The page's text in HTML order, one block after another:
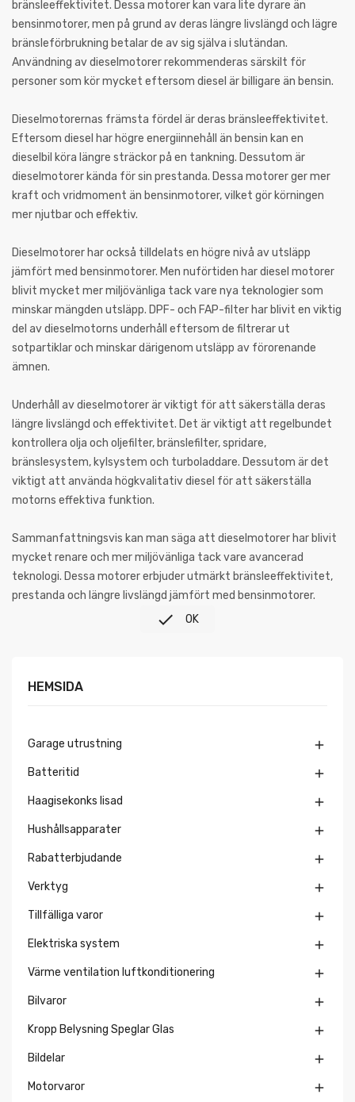
bränsleeffektivitet. Dessa motorer kan vara lite dyrare än
bensinmotorer, men på grund av deras längre livslängd och lägre
bränsleförbrukning betalar de av sig själva i slutändan.
Användning av dieselmotorer rekommenderas särskilt för
personer som kör mycket eftersom diesel är billigare än bensin.
Dieselmotorernas främsta fördel är deras bränsleeffektivitet.
Eftersom diesel har högre energiinnehåll än bensin kan en
dieselbil köra längre sträckor på en tankning. Dessutom är
dieselmotorer kända för sin prestanda. Dessa motorer ger mer
kraft och vridmoment än bensinmotorer, vilket gör körningen
mer njutbar och effektiv.
Dieselmotorer har också tilldelats en högre nivå av utsläpp
jämfört med bensinmotorer. Men nuförtiden har diesel motorer
blivit mycket mer miljövänliga tack vare nya teknologier som
minskar mängden utsläpp. DPF- och FAP-filter har blivit en viktig
del av dieselmotorns underhåll eftersom de filtrerar ut
sotpartiklar och minskar därigenom utsläpp av förorenande
ämnen.
Underhåll av dieselmotorer är viktigt för att säkerställa deras
längre livslängd och effektivitet. Det är viktigt att regelbundet
kontrollera olja och oljefilter, bränslefilter, spridare,
bränslesystem, kylsystem och turboladdare. Dessutom är det
viktigt att använda högkvalitativ diesel för att säkerställa
motorns effektiva funktion.
Sammanfattningsvis kan man säga att dieselmotorer har blivit
mycket renare och mer miljövänliga tack vare avancerad
teknologi. Dessa motorer erbjuder utmärkt bränsleeffektivitet,
prestanda och längre livslängd jämfört med bensinmotorer.
 OK
HEMSIDA
Garage utrustning 
Batteritid 
Haagisekonks lisad 
Hushållsapparater 
Rabatterbjudande 
Verktyg 
Tillfälliga varor 
Elektriska system 
Värme ventilation luftkonditionering 
Bilvaror 
Kropp Belysning Speglar Glas 
Bildelar 
Motorvaror 